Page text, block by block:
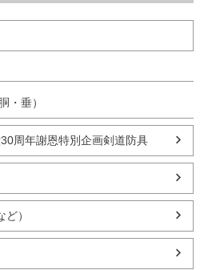
・垂）
周年謝恩特別企画剣道防具
）